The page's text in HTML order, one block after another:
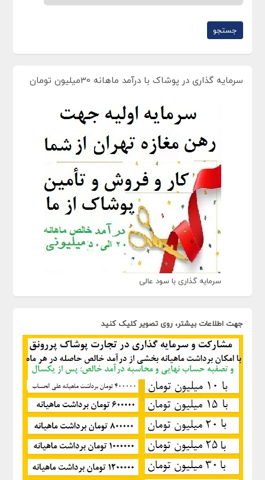
سرمایه گذاری در پوشاک با درآمد ماهانه 30میلیون تومان
سرمایه گذاری با سود عالی
جهت اطلاعات بیشتر، روی تصویر کلیک کنید